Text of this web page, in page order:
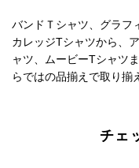
バンドＴシャツ、グラフ
カレッジTシャツから、
ャツ、ムービーTシャツ
らではの品揃えで取り揃
チェ